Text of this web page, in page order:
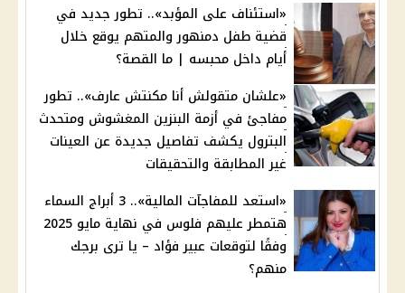
«استئناف على المؤبد».. تطور جديد في
قضية طفل دمنهور والمتهم يوقع خلال
أيام داخل محبسه | ما القصة؟
«علشان متقولش أنا مكنتش عارف».. تطور
مفاجئ في أزمة البنزين المغشوش ومتحدث
البترول يكشف تفاصيل جديدة عن العينات
غير المطابقة والتحقيقات
«استعد للمفاجآت المالية».. 3 أبراج السماء
هتمطر عليهم فلوس في نهاية مايو 2025
وفقًا لتوقعات عبير فؤاد – يا ترى برجك
منهم؟